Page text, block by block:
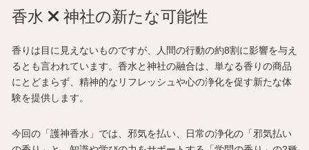
香水 神社の新たな可能性
香りは目に見えないものですが、人間の行動の約8割に影響を与え
るとも言われています。香水と神社の融合は、単なる香りの商品
にとどまらず、精神的なリフレッシュや心の浄化を促す新たな体
験を提供します。
今回の「護神香水」では、邪気を払い、日常の浄化の「邪気払い